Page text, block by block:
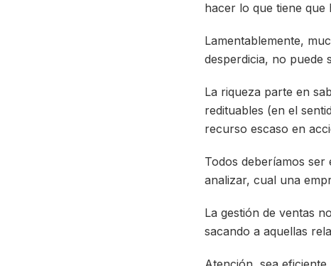
hacer lo que tiene que
Lamentablemente,
desperdicia, no puede
La riqueza parte en
redituables (en el
recurso escaso en
Todos deberíamos
analizar, cual una
La gestión de ventas
sacando a aquellas